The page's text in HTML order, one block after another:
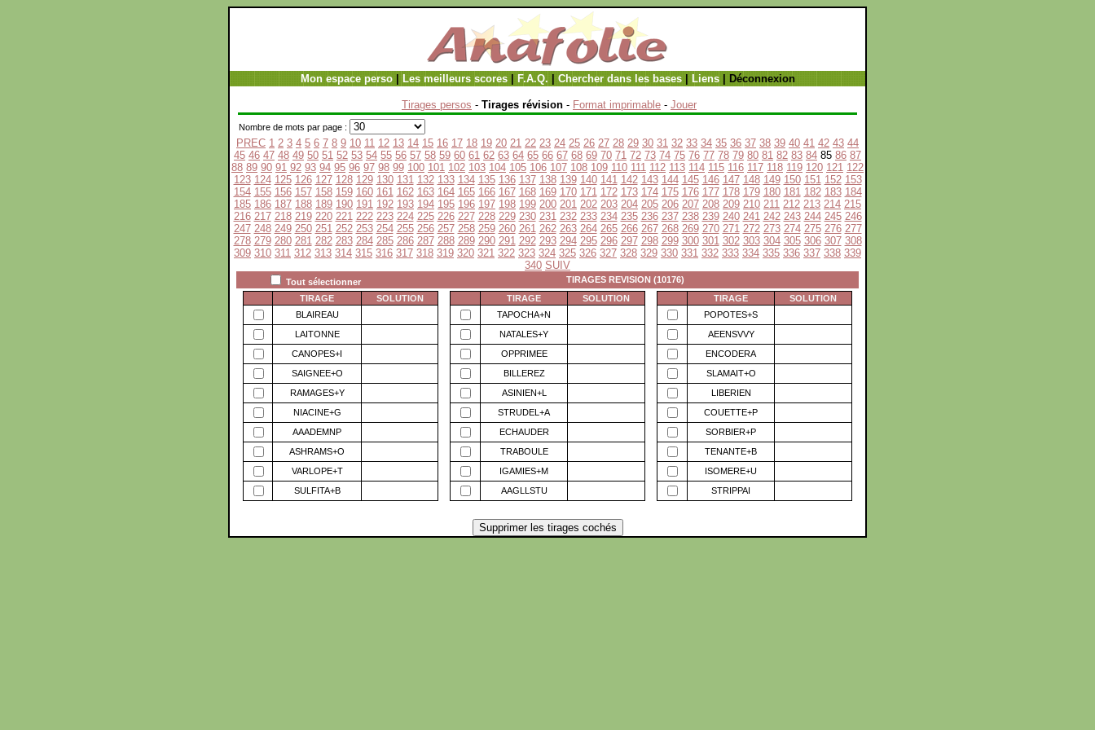
Mon espace perso| Les meilleurs scores| F.A.Q. Chercher dans les bases| Liens| Déconnexion
Tirages persos - Tirages révision - Format imprimable - Jouer
Nombre de mots par page :
PREC 1 2 3 4 5 6 7 8 9 10 11 12 13 14 15 16 17 18 19 20 21 22 23 24 25 26 27 28 29 30 31 32 33 34 35 36 37 38 39 40 41 42 43 44
45 46 47 48 49 50 51 52 53 54 55 56 57 58 59 60 61 62 63 64 65 66 67 68 69 70 71 72 73 74 75 76 77 78 79 80 81 82 83 84 85 86 87
88 89 90 91 92 93 94 95 96 97 98 99 100 101 102 103 104 105 106 107 108 109 110 111 112 113 114 115 116 117 118 119 120 121 122
123 124 125 126 127 128 129 130 131 132 133 134 135 136 137 138 139 140 141 142 143 144 145 146 147 148 149 150 151 152 153
154 155 156 157 158 159 160 161 162 163 164 165 166 167 168 169 170 171 172 173 174 175 176 177 178 179 180 181 182 183 184
185 186 187 188 189 190 191 192 193 194 195 196 197 198 199 200 201 202 203 204 205 206 207 208 209 210 211 212 213 214 215
216 217 218 219 220 221 222 223 224 225 226 227 228 229 230 231 232 233 234 235 236 237 238 239 240 241 242 243 244 245 246
247 248 249 250 251 252 253 254 255 256 257 258 259 260 261 262 263 264 265 266 267 268 269 270 271 272 273 274 275 276 277
278 279 280 281 282 283 284 285 286 287 288 289 290 291 292 293 294 295 296 297 298 299 300 301 302 303 304 305 306 307 308
309 310 311 312 313 314 315 316 317 318 319 320 321 322 323 324 325 326 327 328 329 330 331 332 333 334 335 336 337 338 339
340 SUIV
Tout sélectionner
TIRAGES REVISION (10176)
TIRAGE
SOLUTION
BLAIREAU
LAITONNE
CANOPES+I
SAIGNEE+O
RAMAGES+Y
NIACINE+G
AAADEMNP
ASHRAMS+O
VARLOPE+T
SULFITA+B
TIRAGE
SOLUTION
TAPOCHA+N
NATALES+Y
OPPRIMEE
BILLEREZ
ASINIEN+L
STRUDEL+A
ECHAUDER
TRABOULE
IGAMIES+M
AAGLLSTU
TIRAGE
SOLUTION
POPOTES+S
AEENSVVY
ENCODERA
SLAMAIT+O
LIBERIEN
COUETTE+P
SORBIER+P
TENANTE+B
ISOMERE+U
STRIPPAI